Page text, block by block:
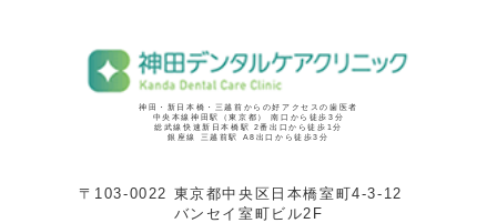
神田・新日本橋・三越前からの好アクセスの歯医者
中央本線神田駅（東京都） 南口から徒歩3分
総武線快速新日本橋駅 2番出口から徒歩1分
銀座線 三越前駅 A8出口から徒歩3分
〒103-0022 東京都中央区日本橋室町4-3-12
バンセイ室町ビル2F